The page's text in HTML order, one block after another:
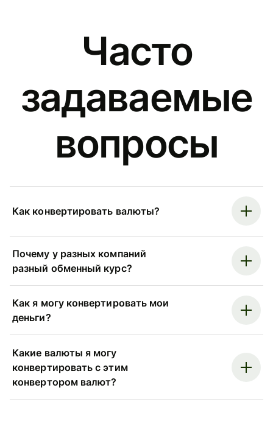
Часто
задаваемые
вопросы
Как конвертировать валюты?
Почему у разных компаний
разный обменный курс?
Как я могу конвертировать мои
деньги?
Какие валюты я могу
конвертировать с этим
конвертором валют?